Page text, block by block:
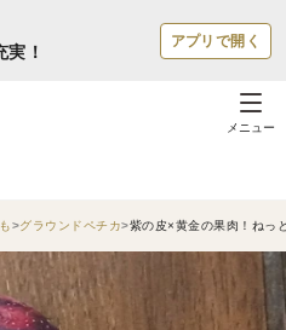
実！
アプリで開く
メニュー
グラウンドペチカ 紫の皮×黄金の果肉！ねっ